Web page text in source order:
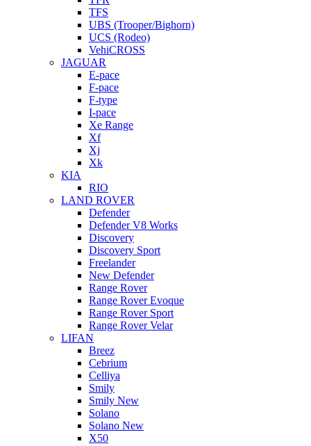
TFS
UBS (Trooper/Bighorn)
UCS (Rodeo)
VehiCROSS
JAGUAR
E-pace
F-pace
F-type
I-pace
Xe Range
Xf
Xj
Xk
KIA
RIO
LAND ROVER
Defender
Defender V8 Works
Discovery
Discovery Sport
Freelander
New Defender
Range Rover
Range Rover Evoque
Range Rover Sport
Range Rover Velar
LIFAN
Breez
Cebrium
Celliya
Smily
Smily New
Solano
Solano New
X50